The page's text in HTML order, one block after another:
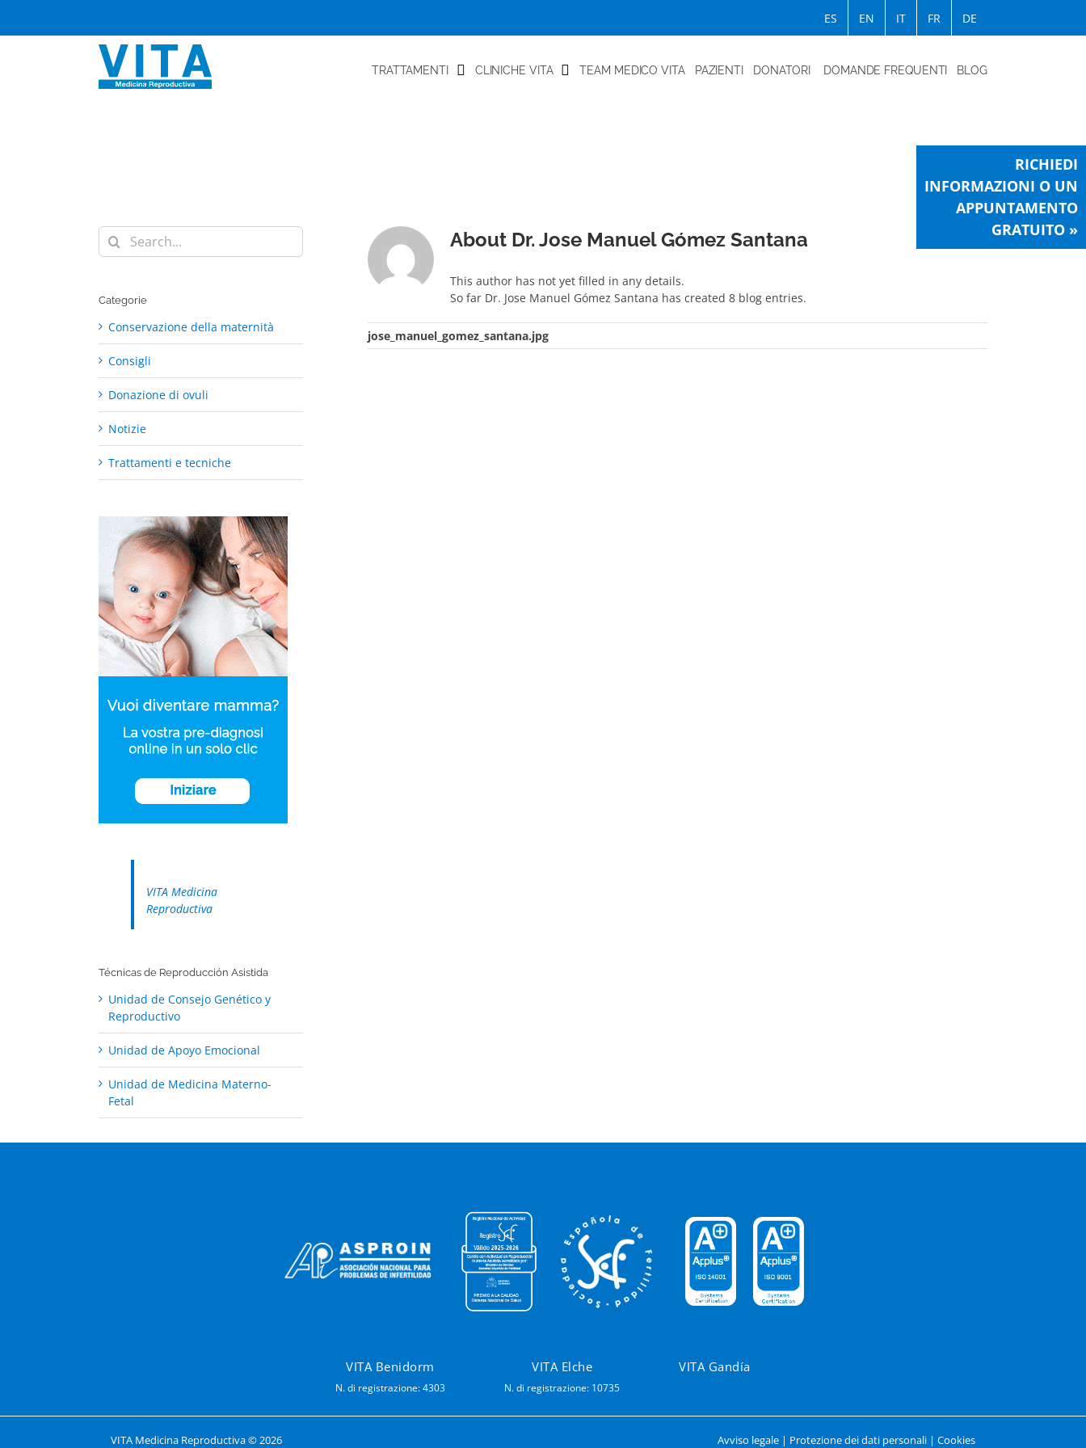
ES EN IT FR DE
TRATTAMENTI CLINICHE VITA TEAM MEDICO VITA PAZIENTI DONATORI DOMANDE FREQUENTI BLOG
RICHIEDI
INFORMAZIONI O UN
APPUNTAMENTO
GRATUITO »
About Dr. Jose Manuel Gómez Santana
This author has not yet filled in any details.
So far Dr. Jose Manuel Gómez Santana has created 8 blog entries.
jose_manuel_gomez_santana.jpg
Search
for:
Categorie
Conservazione della maternità
Consigli
Donazione di ovuli
Notizie
Trattamenti e tecniche
VITA Medicina
Reproductiva
Técnicas de Reproducción Asistida
Unidad de Consejo Genético y
Reproductivo
Unidad de Apoyo Emocional
Unidad de Medicina Materno-
Fetal
VITA Benidorm
N. di registrazione: 4303
VITA Elche
N. di registrazione: 10735
VITA Gandía
VITA Medicina Reproductiva ©2026 Avviso legale | Protezione dei dati personali | Cookies